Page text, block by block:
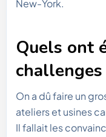
New-York.
Quels ont
challenges
On a dû faire un
ateliers et usines
Il fallait les